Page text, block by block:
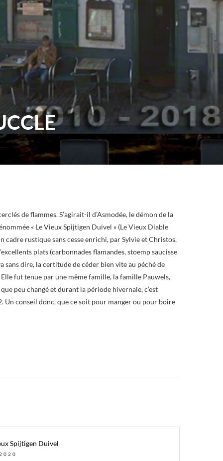
de flammes. S’agirait-il d’Asmodée, le démon de la
« Le Vieux Spijtigen Duivel » (Le Vieux Diable
rustique sans cesse enrichi, par Sylvie et Christos,
plats (carbonnades flamandes, stoemp saucisse
sans dire, la certitude de céder bien vite au péché de
Elle fut tenue par une même famille, la famille Pauwels,
peu changé et durant la période hivernale, c’est
Un conseil donc, que ce soit pour manger ou pour boire
Spijtigen Duivel